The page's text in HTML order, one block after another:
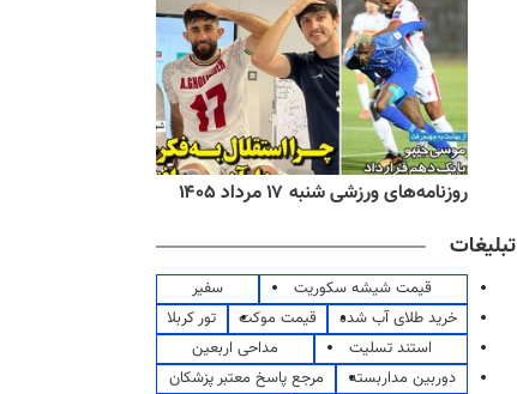
روزنامه‌های ورزشی شنبه ۱۷ مرداد ۱۴۰۵
تبلیغات
قیمت شیشه سکوریت
سفیر
خرید طلای آب شده
قیمت موکت
تور کربلا
استند تسلیت
مداحی اربعین
دوربین مداربسته
مرجع پاسخ معتبر پزشکان